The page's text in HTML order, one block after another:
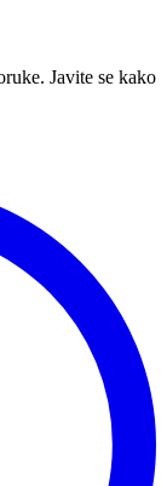
Javite se kako